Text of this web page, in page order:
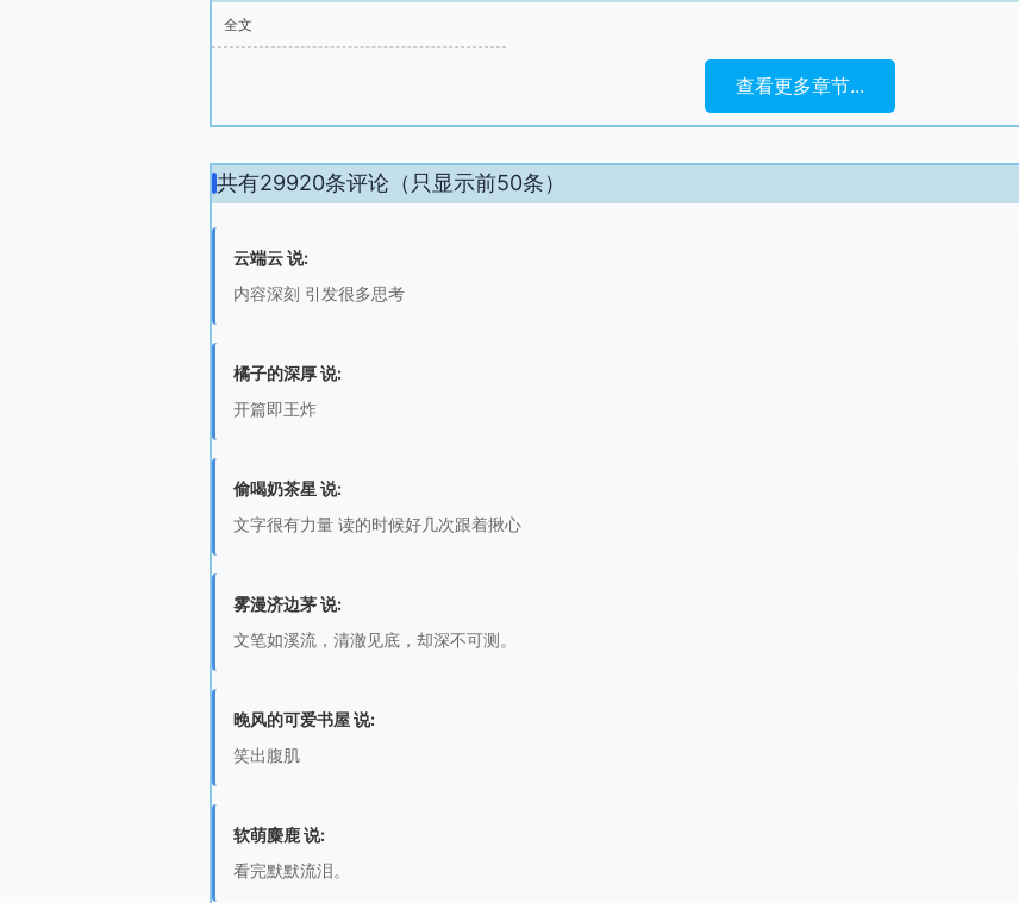
全文
查看更多章节...
共有29920条评论（只显示前50条）
云端云 说:
内容深刻 引发很多思考
橘子的深厚 说:
开篇即王炸
偷喝奶茶星 说:
文字很有力量 读的时候好几次跟着揪心
雾漫济边茅 说:
文笔如溪流，清澈见底，却深不可测。
晚风的可爱书屋 说:
笑出腹肌
软萌麋鹿 说:
看完默默流泪。